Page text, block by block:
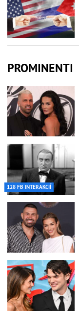
PROMINENTI
128 FB INTERAKCIÍ